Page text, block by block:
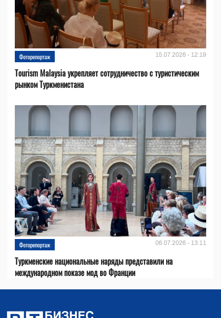
Фоторепортаж 15.07.2026 - 12:19
Tourism Malaysia укрепляет сотрудничество с туристическим
рынком Туркменистана
Фоторепортаж 06.07.2026 - 13:11
Туркменские национальные наряды представили на
международном показе мод во Франции